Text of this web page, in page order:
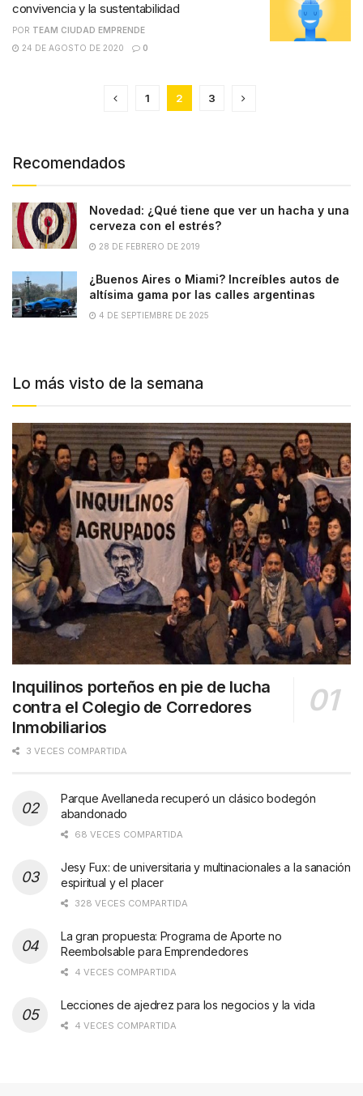
convivencia y la sustentabilidad
POR TEAM CIUDAD EMPRENDE
24 DE AGOSTO DE 2020
0
1 2 3
Recomendados
Novedad: ¿Qué tiene que ver un hacha y una
cerveza con el estrés?
28 DE FEBRERO DE 2019
¿Buenos Aires o Miami? Increíbles autos de
altísima gama por las calles argentinas
4 DE SEPTIEMBRE DE 2025
Lo más visto de la semana
Inquilinos porteños en pie de lucha
contra el Colegio de Corredores
Inmobiliarios
3 VECES COMPARTIDA
Parque Avellaneda recuperó un clásico bodegón
abandonado
68 VECES COMPARTIDA
Jesy Fux: de universitaria y multinacionales a la sanación
espiritual y el placer
328 VECES COMPARTIDA
La gran propuesta: Programa de Aporte no
Reembolsable para Emprendedores
4 VECES COMPARTIDA
Lecciones de ajedrez para los negocios y la vida
4 VECES COMPARTIDA